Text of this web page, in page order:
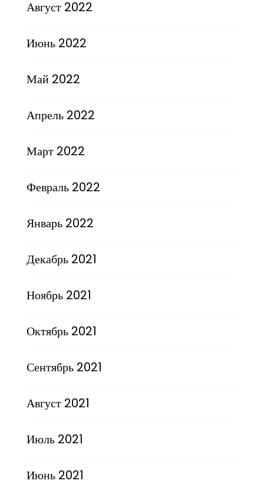
Август 2022
Июнь 2022
Май 2022
Апрель 2022
Март 2022
Февраль 2022
Январь 2022
Декабрь 2021
Ноябрь 2021
Октябрь 2021
Сентябрь 2021
Август 2021
Июль 2021
Июнь 2021